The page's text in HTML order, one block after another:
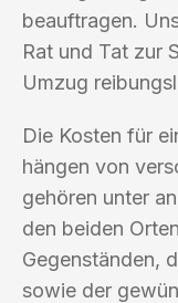
beauftragen.
Rat und Tat zur
Umzug
Die Kosten für
hängen von
gehören unter
den beiden
Gegenständen,
sowie der